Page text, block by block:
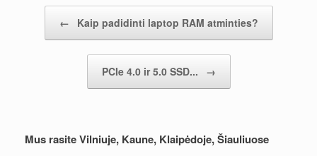
← Kaip padidinti laptop RAM atminties?
PCIe 4.0 ir 5.0 SSD... →
Mus rasite Vilniuje, Kaune, Klaipėdoje, Šiauliuose